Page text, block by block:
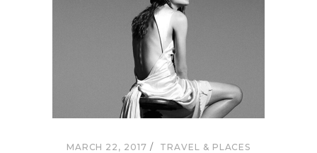
MARCH 22, 2017 TRAVEL & PLACES